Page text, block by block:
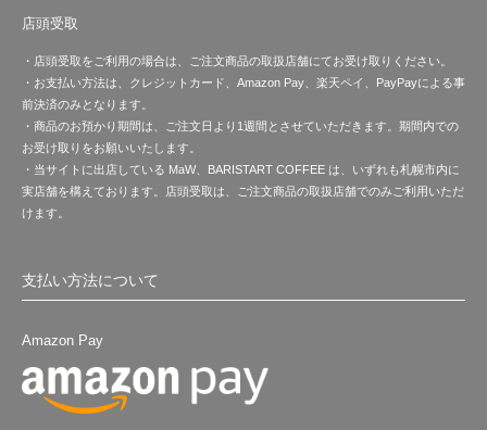
店頭受取
・店頭受取をご利用の場合は、ご注文商品の取扱店舗にてお受け取りください。
・お支払い方法は、クレジットカード、Amazon Pay、楽天ペイ、PayPayによる事
前決済のみとなります。
・商品のお預かり期間は、ご注文日より1週間とさせていただきます。期間内での
お受け取りをお願いいたします。
・当サイトに出店している MaW、BARISTART COFFEE は、いずれも札幌市内に
実店舗を構えております。店頭受取は、ご注文商品の取扱店舗でのみご利用いただ
けます。
支払い方法について
Amazon Pay